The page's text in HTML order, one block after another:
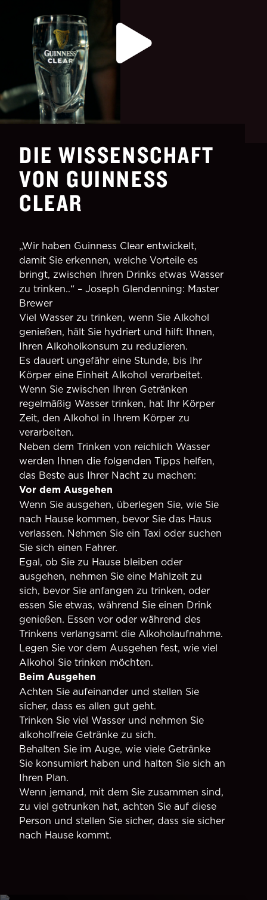
DIE WISSENSCHAFT
VON GUINNESS
CLEAR
„Wir haben Guinness Clear entwickelt,
damit Sie erkennen, welche Vorteile es
bringt, zwischen Ihren Drinks etwas Wasser
zu trinken..“ – Joseph Glendenning: Master
Brewer
Viel Wasser zu trinken, wenn Sie Alkohol
genießen, hält Sie hydriert und hilft Ihnen,
Ihren Alkoholkonsum zu reduzieren.
Es dauert ungefähr eine Stunde, bis Ihr
Körper eine Einheit Alkohol verarbeitet.
Wenn Sie zwischen Ihren Getränken
regelmäßig Wasser trinken, hat Ihr Körper
Zeit, den Alkohol in Ihrem Körper zu
verarbeiten.
Neben dem Trinken von reichlich Wasser
werden Ihnen die folgenden Tipps helfen,
das Beste aus Ihrer Nacht zu machen:
Vor dem Ausgehen
Wenn Sie ausgehen, überlegen Sie, wie Sie
nach Hause kommen, bevor Sie das Haus
verlassen. Nehmen Sie ein Taxi oder suchen
Sie sich einen Fahrer.
Egal, ob Sie zu Hause bleiben oder
ausgehen, nehmen Sie eine Mahlzeit zu
sich, bevor Sie anfangen zu trinken, oder
essen Sie etwas, während Sie einen Drink
genießen. Essen vor oder während des
Trinkens verlangsamt die Alkoholaufnahme.
Legen Sie vor dem Ausgehen fest, wie viel
Alkohol Sie trinken möchten.
Beim Ausgehen
Achten Sie aufeinander und stellen Sie
sicher, dass es allen gut geht.
Trinken Sie viel Wasser und nehmen Sie
alkoholfreie Getränke zu sich.
Behalten Sie im Auge, wie viele Getränke
Sie konsumiert haben und halten Sie sich an
Ihren Plan.
Wenn jemand, mit dem Sie zusammen sind,
zu viel getrunken hat, achten Sie auf diese
Person und stellen Sie sicher, dass sie sicher
nach Hause kommt.